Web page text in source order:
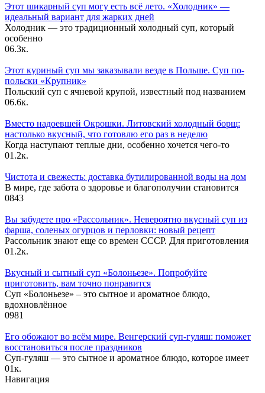
Этот шикарный суп могу есть всё лето. «Холодник» —
идеальный вариант для жарких дней
Холодник — это традиционный холодный суп, который
особенно
06.3к.
Этот куриный суп мы заказывали везде в Польше. Суп по-
польски «Крупник»
Польский суп с ячневой крупой, известный под названием
06.6к.
Вместо надоевшей Окрошки. Литовский холодный борщ:
настолько вкусный, что готовлю его раз в неделю
Когда наступают теплые дни, особенно хочется чего-то
01.2к.
Чистота и свежесть: доставка бутилированной воды на дом
В мире, где забота о здоровье и благополучии становится
0843
Вы забудете про «Рассольник». Невероятно вкусный суп из
фарша, соленых огурцов и перловки: новый рецепт
Рассольник знают еще со времен СССР. Для приготовления
01.2к.
Вкусный и сытный cуп «Болоньезе». Попробуйте
приготовить, вам точно понравится
Суп «Болоньезе» – это сытное и ароматное блюдо,
вдохновлённое
0981
Его обожают во всём мире. Венгерский суп-гуляш: поможет
восстановиться после праздников
Суп-гуляш — это сытное и ароматное блюдо, которое имеет
01к.
Навигация